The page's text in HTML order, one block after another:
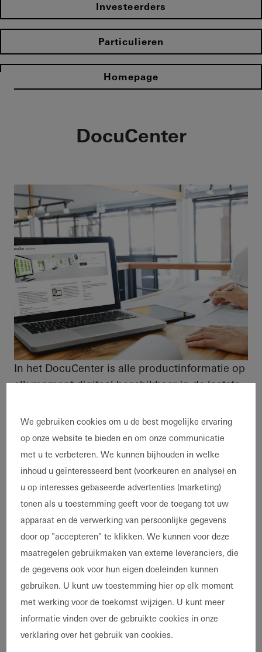
Investeerders
Particulieren
Homepage
DocuCenter
In het DocuCenter is alle productinformatie op
elk moment digitaal beschikbaar in de laatste
testrapporten en veiligheidsinformatiebladen
tot architecteninformatie, zoals CAD-gegevens
en bestekteksten, instructies, brochures en
video's.
Daarnaast is het DocuCenter de centrale
informatiebron
voor architecten:
Schüco aluminium systemen
Schüco PVC systemen
Schüco opzetconstructies op hout
Schüco Digitaal
Duurzaamheid en management
systemen
We gebruiken cookies om u de best mogelijke ervaring
op onze website te bieden en om onze communicatie
met u te verbeteren. We kunnen bijhouden in welke
inhoud u geïnteresseerd bent (voorkeuren en analyse) en
u op interesses gebaseerde advertenties (marketing)
tonen als u toestemming geeft voor de toegang tot uw
apparaat en de verwerking van persoonlijke gegevens
door op "accepteren" te klikken. We kunnen voor deze
maatregelen gebruikmaken van externe leveranciers, die
de gegevens ook voor hun eigen doeleinden kunnen
gebruiken. U kunt uw toestemming hier op elk moment
met werking voor de toekomst wijzigen. U kunt meer
informatie vinden over de gebruikte cookies in onze
verklaring over het gebruik van cookies.